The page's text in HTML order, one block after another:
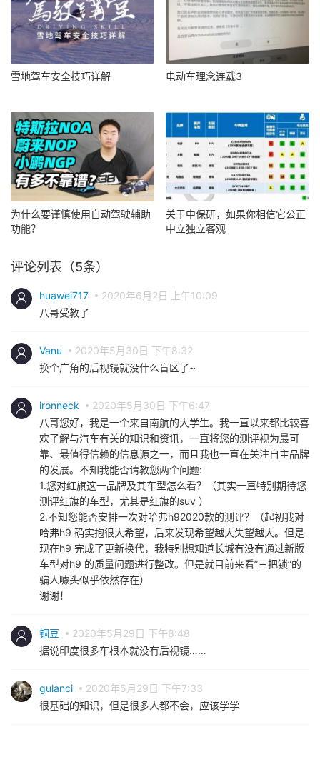
雪地驾车安全技巧详解 电动车理念连载3
为什么要谨慎使用自动驾驶辅助
功能？
关于中保研，如果你相信它公正
中立独立客观
评论列表（5条）
huawei717
2020年6月2日 上午10:09
八哥受教了
Vanu
2020年5月30日 下午8:32
换个广角的后视镜就没什么盲区了~
ironneck
2020年5月30日 下午6:47
八哥您好，我是一个来自南航的大学生。我一直以来都比较喜
欢了解与汽车有关的知识和资讯，一直将您的测评视为最可
靠、最值得信赖的信息源之一，而且我也一直在关注自主品牌
的发展。不知我能否请教您两个问题:
1.您对红旗这一品牌及其车型怎么看？（其实一直特别期待您
测评红旗的车型，尤其是红旗的suv ）
2.不知您能否安排一次对哈弗h92020款的测评？（起初我对
哈弗h9 确实抱很大希望，后来发现希望越大失望越大。但是
现在h9 完成了更新换代，我特别想知道长城有没有通过新版
车型对h9 的质量问题进行整改。但是就目前来看”三把锁”的
骗人噱头似乎依然存在）
谢谢！
铜豆
2020年5月29日 下午8:48
据说印度很多车根本就没有后视镜……
gulanci
2020年5月29日 下午7:33
很基础的知识，但是很多人都不会，应该学学